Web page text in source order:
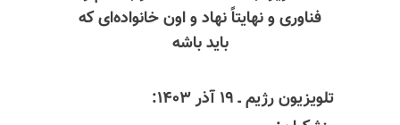
فناوری و نهایتاً نهاد و اون خانواده‌ای که
باید باشه
تلویزیون رژیم ـ ۱۹ آذر ۱۴۰۳: